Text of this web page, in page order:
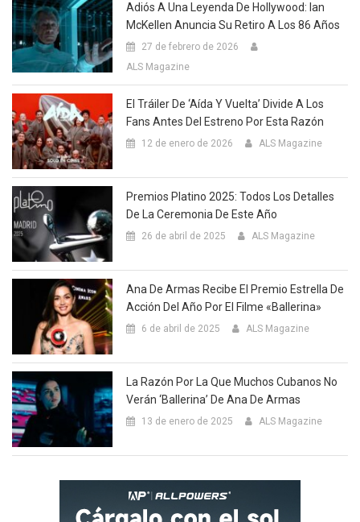
Adiós A Una Leyenda De Hollywood: Ian
McKellen Anuncia Su Retiro A Los 86 Años
27 de febrero de 2026
ALS Magazine
El Tráiler De ‘Aída Y Vuelta’ Divide A Los
Fans Antes Del Estreno Por Esta Razón
12 de enero de 2026 ALS Magazine
Premios Platino 2025: Todos Los Detalles
De La Ceremonia De Este Año
26 de abril de 2025 ALS Magazine
Ana De Armas Recibe El Premio Estrella De
Acción Del Año Por El Filme «Ballerina»
6 de abril de 2025 ALS Magazine
La Razón Por La Que Muchos Cubanos No
Verán ‘Ballerina’ De Ana De Armas
13 de enero de 2025 ALS Magazine